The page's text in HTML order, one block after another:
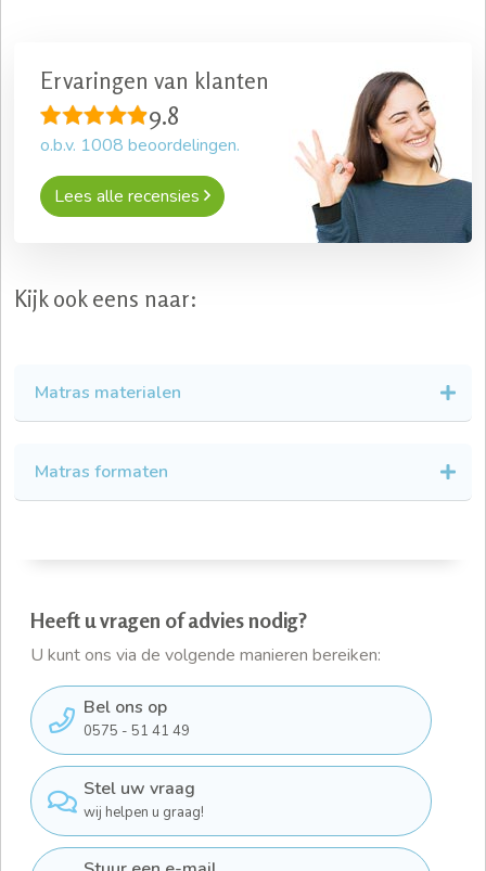
Heeft u vragen of advies nodig?
U kunt ons via de volgende manieren bereiken:
Bel ons op
0575 - 51 41 49
Stel uw vraag
wij helpen u graag!
Ervaringen van klanten
9.8
o.b.v. 1008 beoordelingen.
Lees alle recensies
Kijk ook eens naar:
Matras materialen
Matras formaten